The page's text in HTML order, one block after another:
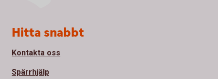
Sidfot
Hitta snabbt
Kontakta oss
Spärrhjälp